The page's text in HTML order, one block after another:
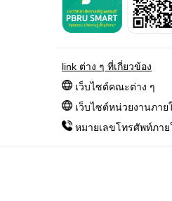
link ต่าง ๆ ที่เกี่ยวข้อง
เว็บไซต์คณะต่าง ๆ
เว็บไซต์หน่วยงานภาย
หมายเลขโทรศัพท์ภาย